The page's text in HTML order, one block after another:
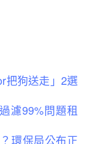
把狗送走」2選
濾99%問題租
環保局公布正